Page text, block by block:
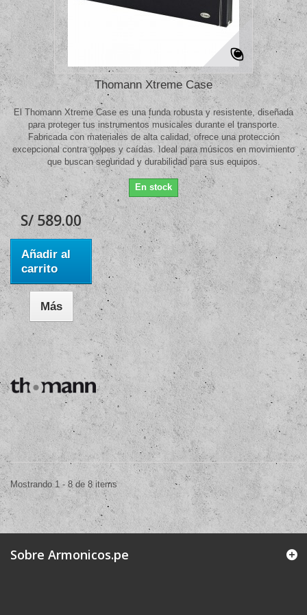
Thomann Xtreme Case
El Thomann Xtreme Case es una funda robusta y resistente, diseñada
para proteger tus instrumentos musicales durante el transporte.
Fabricada con materiales de alta calidad, ofrece una protección
excepcional contra golpes y caídas. Ideal para músicos en movimiento
que buscan seguridad y durabilidad para sus equipos.
En stock
S/ 589.00
Añadir al
carrito
Más
Mostrando 1 - 8 de 8 items
Sobre Armonicos.pe